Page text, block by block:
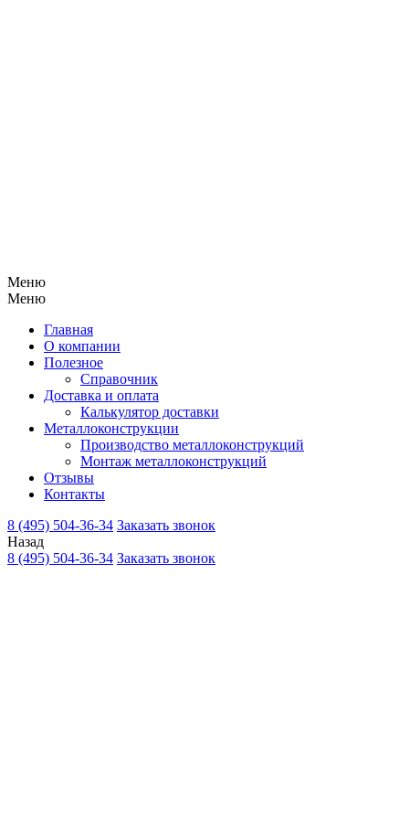
Меню
Меню
Главная
О компании
Полезное
Справочник
Доставка и оплата
Калькулятор доставки
Металлоконструкции
Производство металлоконструкций
Монтаж металлоконструкций
Отзывы
Контакты
8 (495) 504-36-34 Заказать звонок
Назад
8 (495) 504-36-34 Заказать звонок